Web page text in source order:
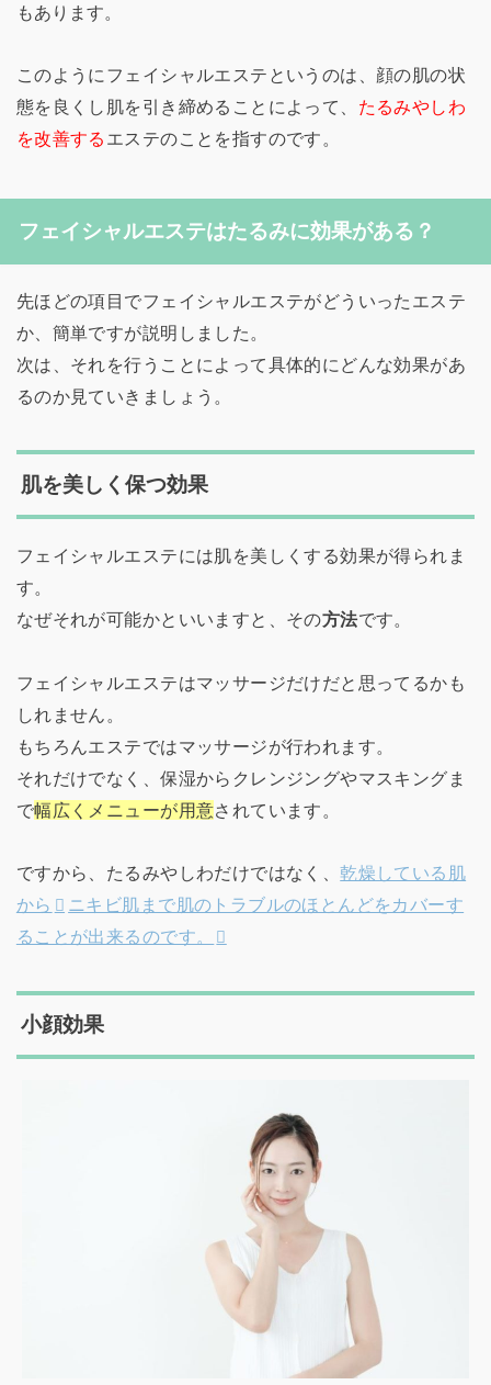
もあります。
このようにフェイシャルエステというのは、顔の肌の状
態を良くし肌を引き締めることによって、 たるみやしわ
を改善する エステのことを指すのです。
フェイシャルエステはたるみに効果がある？
先ほどの項目でフェイシャルエステがどういったエステ
か、簡単ですが説明しました。
次は、それを行うことによって具体的にどんな効果があ
るのか見ていきましょう。
肌を美しく保つ効果
フェイシャルエステには肌を美しくする効果が得られま
す。
なぜそれが可能かといいますと、その方法です。
フェイシャルエステはマッサージだけだと思ってるかも
しれません。
もちろんエステではマッサージが行われます。
それだけでなく、保湿からクレンジングやマスキングま
で幅広くメニューが用意されています。
ですから、たるみやしわだけではなく、乾燥している肌
から
ニキビ肌まで肌のトラブルのほとんどをカバーす
ることが出来るのです。
小顔効果